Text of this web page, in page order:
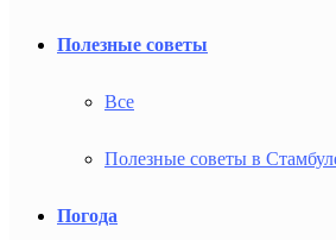
Полезные советы
Все
Полезные советы в
Погода